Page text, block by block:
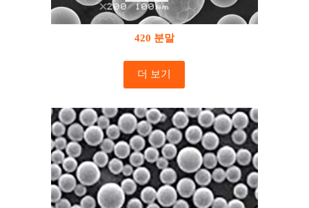
420 분말
더 보기